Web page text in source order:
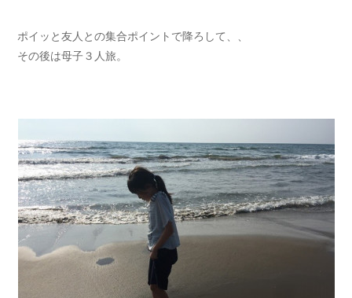
ポイッと友人との集合ポイントで降ろして、、
その後は母子３人旅。